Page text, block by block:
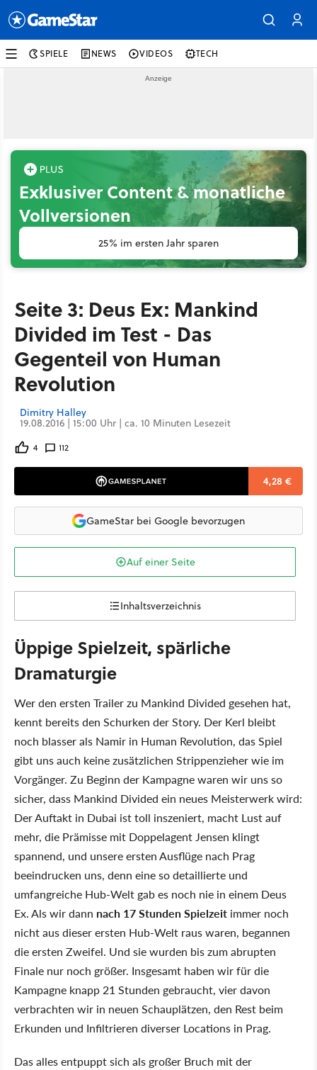
SPIELE NEWS VIDEOS TECH
Exklusiver Content & monatliche
Vollversionen
25% im ersten Jahr sparen
Seite 3: Deus Ex: Mankind
Divided im Test - Das
Gegenteil von Human
Revolution
Dimitry Halley
19.08.2016 | 15:00 Uhr | ca. 10 Minuten Lesezeit
4 112
4,28 €
GameStar bei Google bevorzugen
Auf einer Seite
Inhaltsverzeichnis
Üppige Spielzeit, spärliche
Dramaturgie
Wer den ersten Trailer zu Mankind Divided gesehen hat,
kennt bereits den Schurken der Story. Der Kerl bleibt
noch blasser als Namir in Human Revolution, das Spiel
gibt uns auch keine zusätzlichen Strippenzieher wie im
Vorgänger. Zu Beginn der Kampagne waren wir uns so
sicher, dass Mankind Divided ein neues Meisterwerk wird:
Der Auftakt in Dubai ist toll inszeniert, macht Lust auf
mehr, die Prämisse mit Doppelagent Jensen klingt
spannend, und unsere ersten Ausflüge nach Prag
beeindrucken uns, denn eine so detaillierte und
umfangreiche Hub-Welt gab es noch nie in einem Deus
Ex. Als wir dann nach 17 Stunden Spielzeit immer noch
nicht aus dieser ersten Hub-Welt raus waren, begannen
die ersten Zweifel. Und sie wurden bis zum abrupten
Finale nur noch größer. Insgesamt haben wir für die
Kampagne knapp 21 Stunden gebraucht, vier davon
verbrachten wir in neuen Schauplätzen, den Rest beim
Erkunden und Infiltrieren diverser Locations in Prag.
Das alles entpuppt sich als großer Bruch mit der